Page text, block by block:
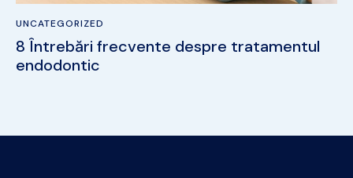
UNCATEGORIZED
8 Întrebări frecvente despre tratamentul
endodontic